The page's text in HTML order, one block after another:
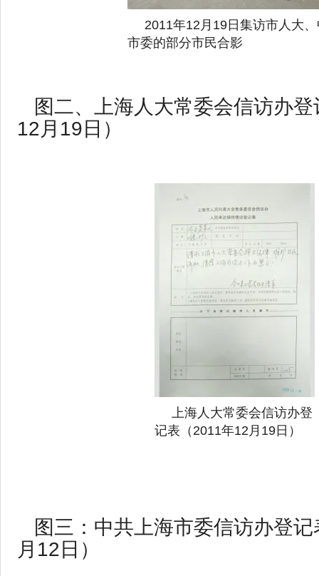
2011年12月19日集访市人大
市委的部分市民合影
图二、上海人大常委会信访办
12月19日）
上海人大常委会信访办登
记表（2011年12月19日）
图三：中共上海市委信访办登
月12日）